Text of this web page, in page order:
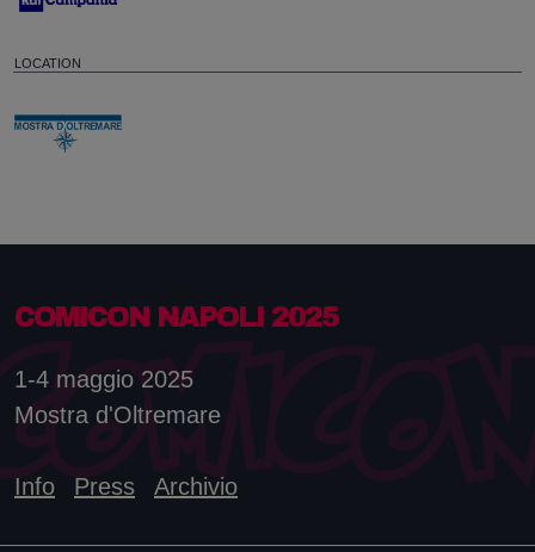
LOCATION
COMICON NAPOLI 2025
1-4 maggio 2025
Mostra d'Oltremare
Info Press Archivio